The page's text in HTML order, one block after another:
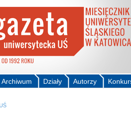
Autorzy
Działy
Archiwum